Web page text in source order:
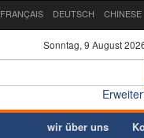
FRANÇAIS DEUTSCH CHINESE
Sonntag, 9 August
wir über uns